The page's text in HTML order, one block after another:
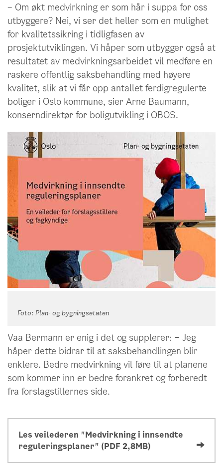
– Om økt medvirkning er som hår i suppa for oss
utbyggere? Nei, vi ser det heller som en mulighet
for kvalitetssikring i tidligfasen av
prosjektutviklingen. Vi håper som utbygger også at
resultatet av medvirkningsarbeidet vil medføre en
raskere offentlig saksbehandling med høyere
kvalitet, slik at vi får opp antallet ferdigregulerte
boliger i Oslo kommune, sier Arne Baumann,
konserndirektør for boligutvikling i OBOS.
Foto: Plan- og bygningsetaten
Vaa Bermann er enig i det og supplerer: – Jeg
håper dette bidrar til at saksbehandlingen blir
enklere. Bedre medvirkning vil føre til at planene
som kommer inn er bedre forankret og forberedt
fra forslagstillernes side.
Les veilederen "Medvirkning i innsendte
reguleringsplaner" (PDF 2,8MB)